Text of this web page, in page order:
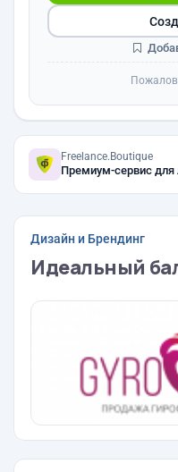
Freelance.Boutique
Премиум-сервис для
Дизайн и Брендинг
Идеальный